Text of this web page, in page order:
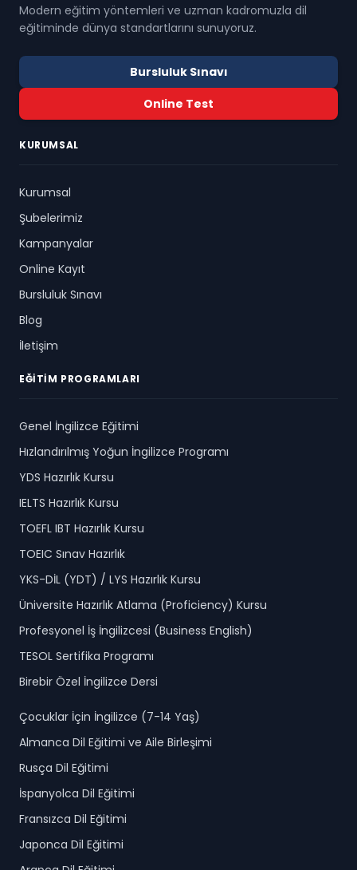
Modern eğitim yöntemleri ve uzman kadromuzla dil
eğitiminde dünya standartlarını sunuyoruz.
Bursluluk Sınavı
Online Test
KURUMSAL
Kurumsal
Şubelerimiz
Kampanyalar
Online Kayıt
Bursluluk Sınavı
Blog
İletişim
EĞITIM PROGRAMLARI
Genel İngilizce Eğitimi
Hızlandırılmış Yoğun İngilizce Programı
YDS Hazırlık Kursu
IELTS Hazırlık Kursu
TOEFL IBT Hazırlık Kursu
TOEIC Sınav Hazırlık
YKS-DİL (YDT) / LYS Hazırlık Kursu
Üniversite Hazırlık Atlama (Proficiency) Kursu
Profesyonel İş İngilizcesi (Business English)
TESOL Sertifika Programı
Birebir Özel İngilizce Dersi
Çocuklar İçin İngilizce (7-14 Yaş)
Almanca Dil Eğitimi ve Aile Birleşimi
Rusça Dil Eğitimi
İspanyolca Dil Eğitimi
Fransızca Dil Eğitimi
Japonca Dil Eğitimi